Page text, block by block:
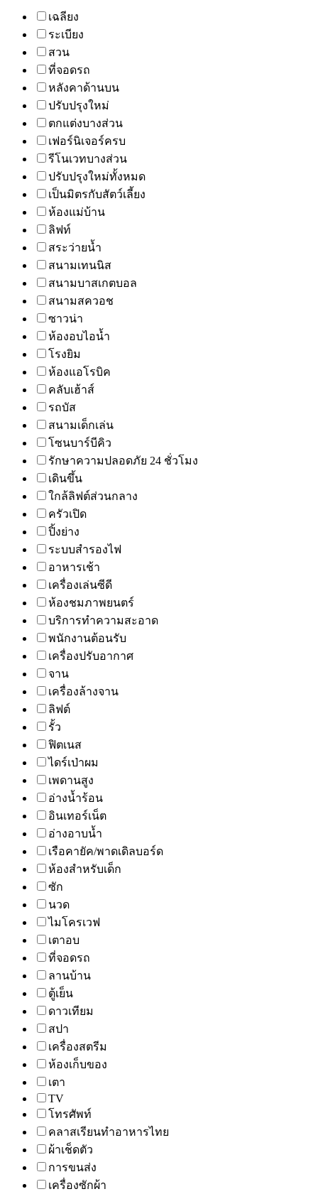
เฉลียง
ระเบียง
สวน
ที่จอดรถ
หลังคาด้านบน
ปรับปรุงใหม่
ตกแต่งบางส่วน
เฟอร์นิเจอร์ครบ
รีโนเวทบางส่วน
ปรับปรุงใหม่ทั้งหมด
เป็นมิตรกับสัตว์เลี้ยง
ห้องแม่บ้าน
ลิฟท์
สระว่ายน้ำ
สนามเทนนิส
สนามบาสเกตบอล
สนามสควอช
ซาวน่า
ห้องอบไอน้ำ
โรงยิม
ห้องแอโรบิค
คลับเฮ้าส์
รถบัส
สนามเด็กเล่น
โซนบาร์บีคิว
รักษาความปลอดภัย 24 ชั่วโมง
เดินขึ้น
ใกล้ลิฟต์ส่วนกลาง
ครัวเปิด
ปิ้งย่าง
ระบบสำรองไฟ
อาหารเช้า
เครื่องเล่นซีดี
ห้องชมภาพยนตร์
บริการทำความสะอาด
พนักงานต้อนรับ
เครื่องปรับอากาศ
จาน
เครื่องล้างจาน
ลิฟต์
รั้ว
ฟิตเนส
ไดร์เป่าผม
เพดานสูง
อ่างน้ำร้อน
อินเทอร์เน็ต
อ่างอาบน้ำ
เรือคายัค/พาดเดิลบอร์ด
ห้องสำหรับเด็ก
ซัก
นวด
ไมโครเวฟ
เตาอบ
ที่จอดรถ
ลานบ้าน
ตู้เย็น
ดาวเทียม
สปา
เครื่องสตรีม
ห้องเก็บของ
เตา
TV
โทรศัพท์
คลาสเรียนทำอาหารไทย
ผ้าเช็ดตัว
การขนส่ง
เครื่องซักผ้า